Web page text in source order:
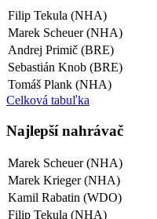
Filip Tekula (NHA)
Marek Scheuer (NHA)
Andrej Primič (BRE)
Sebastián Knob (BRE)
Tomáš Plank (NHA)
Celková tabuľka
Najlepší­ nahrávač
Marek Scheuer (NHA)
Marek Krieger (NHA)
Kamil Rabatin (WDO)
Filip Tekula (NHA)